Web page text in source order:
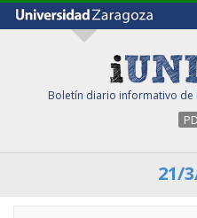
Boletín diario informativo de
21/